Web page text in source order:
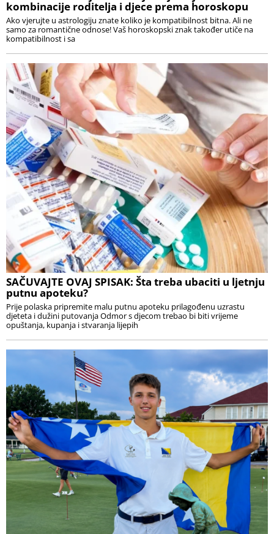
kombinacije roditelja i djece prema horoskopu
Ako vjerujte u astrologiju znate koliko je kompatibilnost bitna. Ali ne
samo za romantične odnose! Vaš horoskopski znak također utiče na
kompatibilnost i sa
SAČUVAJTE OVAJ SPISAK: Šta treba ubaciti u ljetnju
putnu apoteku?
Prije polaska pripremite malu putnu apoteku prilagođenu uzrastu
djeteta i dužini putovanja Odmor s djecom trebao bi biti vrijeme
opuštanja, kupanja i stvaranja lijepih